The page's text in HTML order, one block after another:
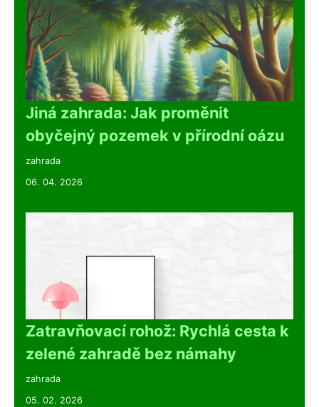
Jiná zahrada: Jak proměnit
obyčejný pozemek v přírodní oázu
zahrada
06. 04. 2026
Zatravňovací rohož: Rychlá cesta k
zelené zahradě bez námahy
zahrada
05. 02. 2026